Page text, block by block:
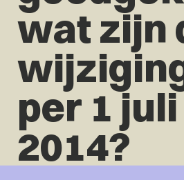
wat zijn
per 1 juli
2014?